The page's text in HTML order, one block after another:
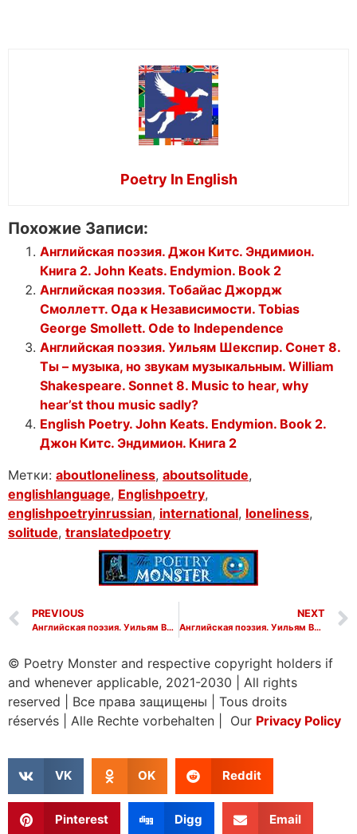
Poetry In English
Похожие Записи:
Английская поэзия. Джон Китс. Эндимион.
Книга 2. John Keats. Endymion. Book 2
Английская поэзия. Тобайас Джордж
Смоллетт. Ода к Независимости. Tobias
George Smollett. Ode to Independence
Английская поэзия. Уильям Шекспир. Сонет 8.
Ты – музыка, но звукам музыкальным. William
Shakespeare. Sonnet 8. Music to hear, why
hear’st thou music sadly?
English Poetry. John Keats. Endymion. Book 2.
Джон Китс. Эндимион. Книга 2
Метки: aboutloneliness, aboutsolitude,
englishlanguage, Englishpoetry,
englishpoetryinrussian, international, loneliness,
solitude, translatedpoetry
PREVIOUS
Английская поэзия. Уильям Вордсворт. Строки, написанные на расстоянии нескольких миль от Тинтернского аббатства при повторном путешествии на берега реки Уай. William Wordsworth. Lines Composed a Few Miles above Tintern Abbey, on Revisiting the Banks
NEXT
Английская поэзия. Уильям Вордсворт. Люси Грей. William Wordsworth. Lucy Gray, or Solitude
© Poetry Monster and respective copyright holders if
and whenever applicable, 2021-2030
All rights
reserved
Все права защищены
Tous droits
réservés
Alle Rechte vorbehalten | Our Privacy Policy
VK OK Reddit
Pinterest Digg Email